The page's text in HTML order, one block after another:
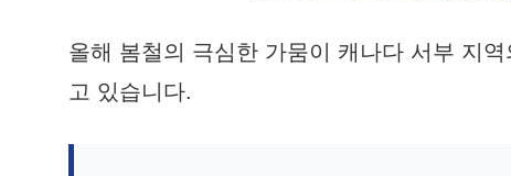
올해 봄철의 극심한 가뭄이 캐나다 서부 지
고 있습니다.